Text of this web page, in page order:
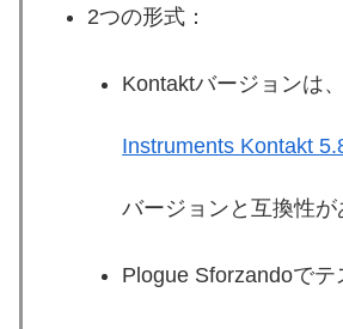
2つの形式：
Kontaktバージョンは、
Instruments Kontakt
バージョンと互換性が
Plogue Sforzandoでテ